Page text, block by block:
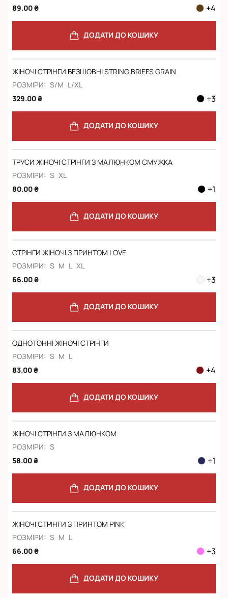
89.00 ₴
+4
ДОДАТИ ДО КОШИКУ
ЖІНОЧІ СТРІНГИ БЕЗШОВНІ STRING BRIEFS GRAIN
РОЗМІРИ: S/M L/XL
329.00 ₴
+3
ДОДАТИ ДО КОШИКУ
ТРУСИ ЖІНОЧІ СТРІНГИ З МАЛЮНКОМ СМУЖКА
РОЗМІРИ: S XL
80.00 ₴
+1
ДОДАТИ ДО КОШИКУ
СТРІНГИ ЖІНОЧІ З ПРИНТОМ LOVE
РОЗМІРИ: S M L XL
66.00 ₴
+3
ДОДАТИ ДО КОШИКУ
ОДНОТОННІ ЖІНОЧІ СТРІНГИ
РОЗМІРИ: S M L
83.00 ₴
+4
ДОДАТИ ДО КОШИКУ
ЖІНОЧІ СТРІНГИ З МАЛЮНКОМ
РОЗМІРИ: S
58.00 ₴
+1
ДОДАТИ ДО КОШИКУ
ЖІНОЧІ СТРІНГИ З ПРИНТОМ PINK
РОЗМІРИ: S M L
66.00 ₴
+3
ДОДАТИ ДО КОШИКУ